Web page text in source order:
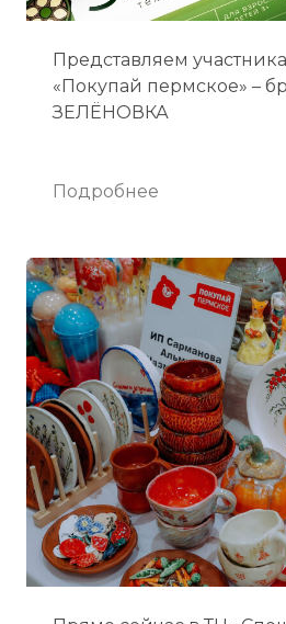
Представляем
«Покупай пермское» –
ЗЕЛЁНОВКА
Подробнее